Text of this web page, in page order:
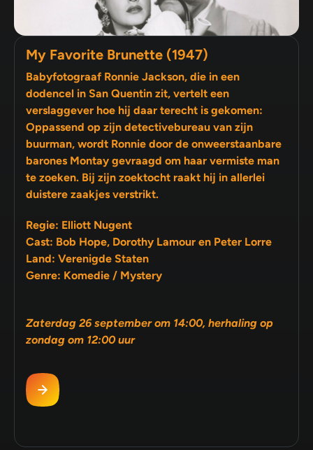
My Favorite Brunette (1947)
Babyfotograaf Ronnie Jackson, die in een
dodencel in San Quentin zit, vertelt een
verslaggever hoe hij daar terecht is gekomen:
Oppassend op zijn detectivebureau van zijn
buurman, wordt Ronnie door de onweerstaanbare
barones Montay gevraagd om haar vermiste man
te zoeken. Bij zijn zoektocht raakt hij in allerlei
duistere zaakjes verstrikt.
Regie: Elliott Nugent
Cast: Bob Hope, Dorothy Lamour en Peter Lorre
Land: Verenigde Staten
Genre: Komedie / Mystery
Zaterdag 26 september om 14:00, herhaling op
zondag om 12:00 uur